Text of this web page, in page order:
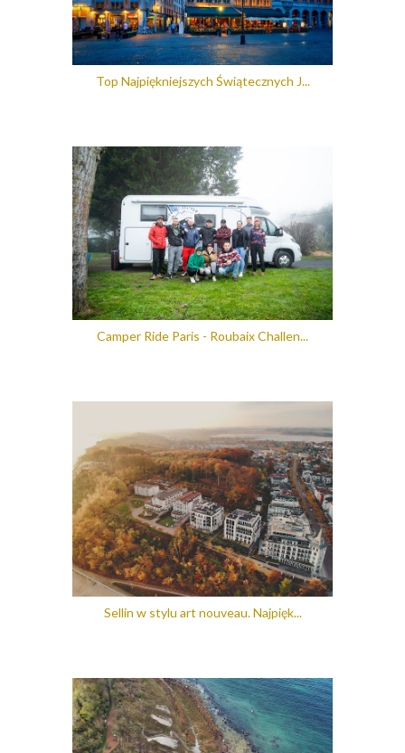
Top Najpiękniejszych Świątecznych J...
Camper Ride Paris - Roubaix Challen...
Sellin w stylu art nouveau. Najpięk...